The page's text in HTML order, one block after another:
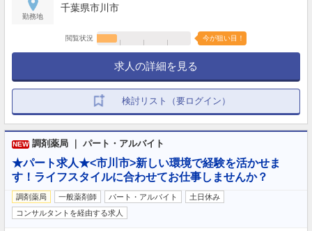
勤務地
千葉県市川市
閲覧状況 今が狙い目！
求人の詳細を見る
検討リスト（要ログイン）
NEW 調剤薬局 ｜ パート・アルバイト
★パート求人★<市川市>新しい環境で経験を活かせま
す！ライフスタイルに合わせてお仕事しませんか？
調剤薬局 一般薬剤師 パート・アルバイト
土日休み
コンサルタントを経由する求人